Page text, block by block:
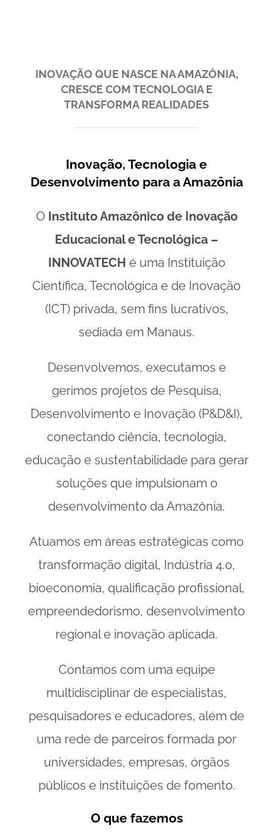
INOVAÇÃO QUE NASCE NA AMAZÔNIA,
CRESCE COM TECNOLOGIA E
TRANSFORMA REALIDADES
Inovação, Tecnologia e
Desenvolvimento para a Amazônia
O Instituto Amazônico de Inovação
Educacional e Tecnológica –
INNOVATECH é uma Instituição
Científica, Tecnológica e de Inovação
(ICT) privada, sem fins lucrativos,
sediada em Manaus.
Desenvolvemos, executamos e
gerimos projetos de Pesquisa,
Desenvolvimento e Inovação (P&D&I),
conectando ciência, tecnologia,
educação e sustentabilidade para gerar
soluções que impulsionam o
desenvolvimento da Amazônia.
Atuamos em áreas estratégicas como
transformação digital, Indústria 4.0,
bioeconomia, qualificação profissional,
empreendedorismo, desenvolvimento
regional e inovação aplicada.
Contamos com uma equipe
multidisciplinar de especialistas,
pesquisadores e educadores, além de
uma rede de parceiros formada por
universidades, empresas, órgãos
públicos e instituições de fomento.
O que fazemos